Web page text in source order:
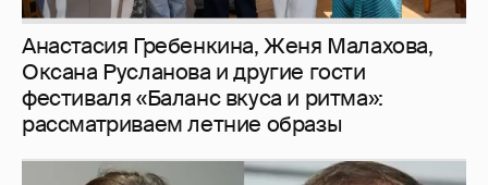
Анастасия Гребенкина, Женя Малахова,
Оксана Русланова и другие гости
фестиваля «Баланс вкуса и ритма»:
рассматриваем летние образы